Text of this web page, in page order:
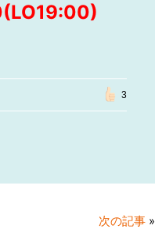
3
次の記事 »